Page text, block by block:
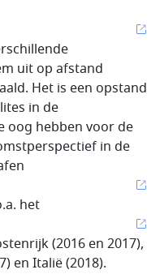
uit op afstand
Het is een opstand
in de
oog hebben voor de
in de
het
(2016 en 2017),
en Italië (2018).